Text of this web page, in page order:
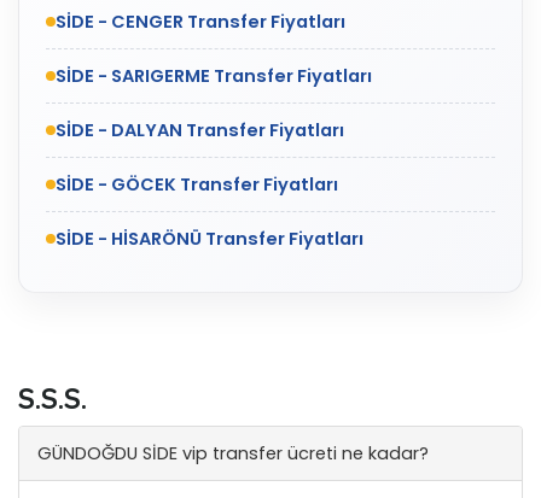
SİDE - CENGER Transfer Fiyatları
SİDE - SARIGERME Transfer Fiyatları
SİDE - DALYAN Transfer Fiyatları
SİDE - GÖCEK Transfer Fiyatları
SİDE - HİSARÖNÜ Transfer Fiyatları
S.S.S.
GÜNDOĞDU SİDE vip transfer ücreti ne kadar?